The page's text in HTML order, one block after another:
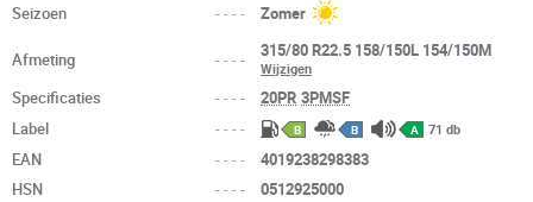
Seizoen
---- Zomer
Afmeting ---- 315/80 R22.5 158/150L 154/150M
Wijzigen
Specificaties ---- 20PR 3PMSF
Label
---- B B A 71 db
EAN ----
4019238298383
HSN
---- 0512925000